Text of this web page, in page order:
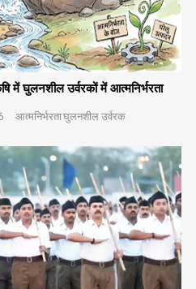
में घुलनशील उर्वरकों में आत्मनिर्भरता
आत्मनिर्भरताघुलनशील उर्वरक